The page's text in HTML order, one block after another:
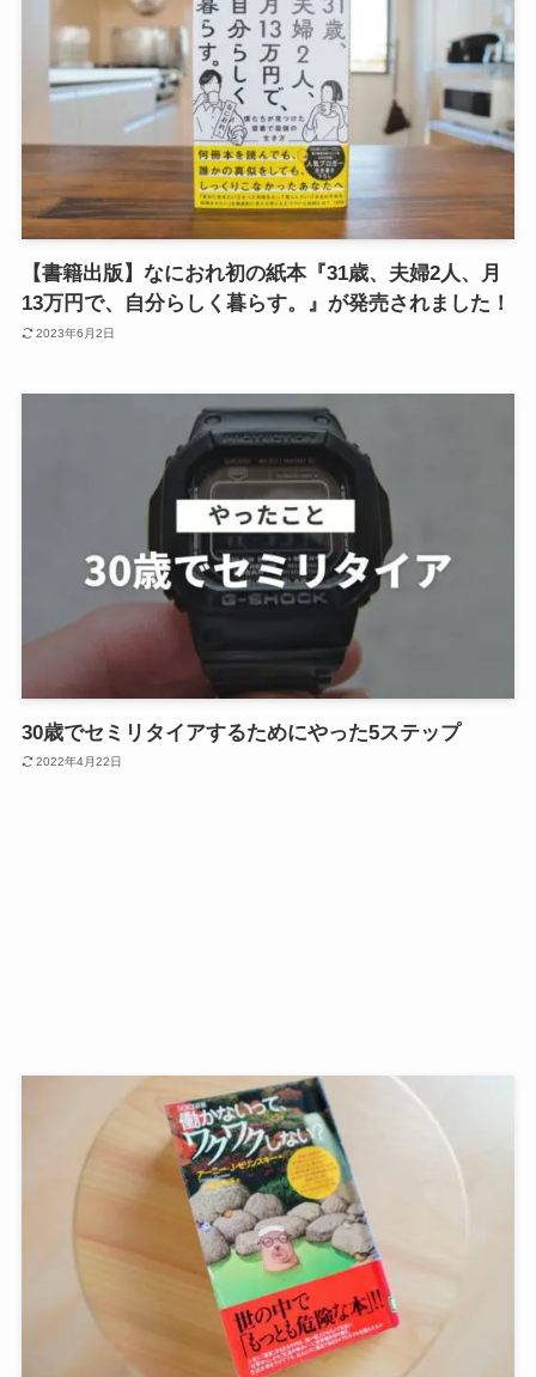
【書籍出版】なにおれ初の紙本『31歳、夫婦2人、月
13万円で、自分らしく暮らす。』が発売されました！
2023年6月2日
30歳でセミリタイアするためにやった5ステップ
2022年4月22日